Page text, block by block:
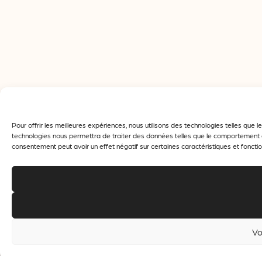
Pour offrir les meilleures expériences, nous utilisons des technologies telles
technologies nous permettra de traiter des données telles que le
consentement peut avoir un effet négatif sur certaines caractéristiques et